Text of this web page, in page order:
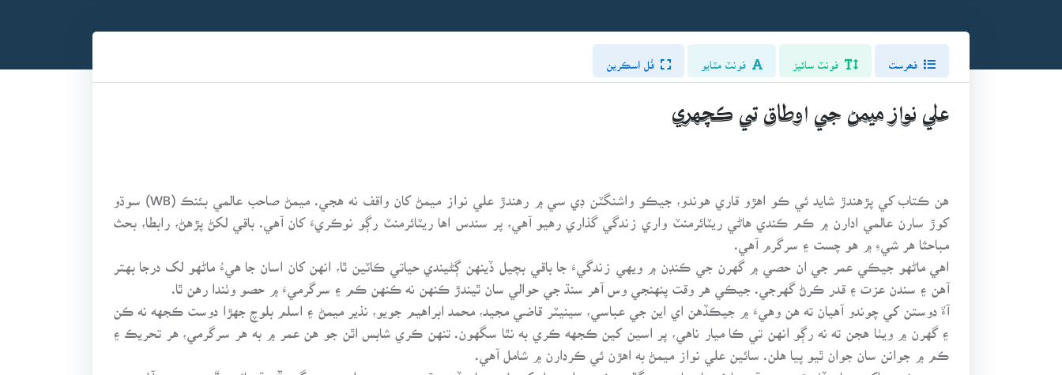
فونٽ سائيز فونٽ مٽايو فُل اسڪرين
علي نواز ميمڻ جي اوطاق تي ڪچهري
هن ڪتاب کي پڙهندڙ شايد ئي ڪو اهڙو قاري هوندو، جيڪو واشنگٽن ڊي سي ۾ رهندڙ علي نواز ميمڻ کان واقف نه هجي. ميمڻ صاحب عالمي بئنڪ (WB) سوڌو
کوڙ سارن عالمي ادارن ۾ ڪم ڪندي هاڻي ريٽائرمنٽ واري زندگي گذاري رهيو آهي، پر سندس اها ريٽائرمنٽ رڳو نوڪريءَ کان آهي. باقي لکڻ پڙهڻ، رابطا، بحث
مباحثا هر شيءِ ۾ هو چست ۽ سرگرم آهي.
اهي ماڻهو جيڪي عمر جي ان حصي ۾ گهرن جي ڪنڊن ۾ ويهي زندگيءَ جا باقي بچيل ڏينهن ڳڻيندي حياتي ڪاٽين ٿا، انهن کان اسان جا هيءُ ماڻهو لک درجا بهتر
آهن ۽ سندن عزت ۽ قدر ڪرڻ گهرجي. جيڪي هر وقت پنهنجي وس آهر سنڌ جي حوالي سان ٿيندڙ ڪنهن نه ڪنهن ڪم ۽ سرگرميءَ ۾ حصو وٺندا رهن ٿا.
آءٌ دوستن کي چوندو آهيان ته هن وهيءَ ۾ جيڪڏهن اي اين جي عباسي، سينيٽر قاضي مجيد، محمد ابراهيم جويو، نذير ميمڻ ۽ اسلم بلوچ جهڙا دوست ڪجهه نه ڪن
۽ گهرن ۾ ويٺا هجن ته نه رڳو انهن تي ڪا ميار ناهي، پر اسين کين ڪجهه ڪري به نٿا سگهون. تنهن ڪري شابس اٿن جو هن عمر ۾ به هر سرگرمي، هر تحريڪ ۽
ڪم ۾ جوانن سان جوان ٿيو پيا هلن. سائين علي نواز ميمڻ به اهڙن ئي ڪردارن ۾ شامل آهي.
مون ۽ نصير اکين سان ڏٺو ته هو سنڌ ۽ پاڪستان بابت هر ڳالهه، خبر ۽ اي ميل کي غور سان ڏسي ٿو. پنهنجي محلن جهڙي گهر ”سنڌ هائوس“ ۾ پنهنجي آفيس ۾